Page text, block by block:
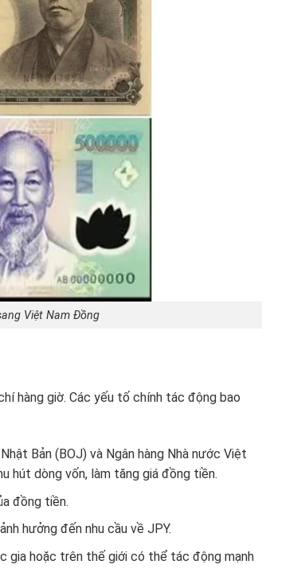
Việt Nam Đồng
hàng giờ. Các yếu tố chính tác động bao
Bản (BOJ) và Ngân hàng Nhà nước Việt
hút dòng vốn, làm tăng giá đồng tiền.
đồng tiền.
hưởng đến nhu cầu về JPY.
gia hoặc trên thế giới có thể tác động mạnh